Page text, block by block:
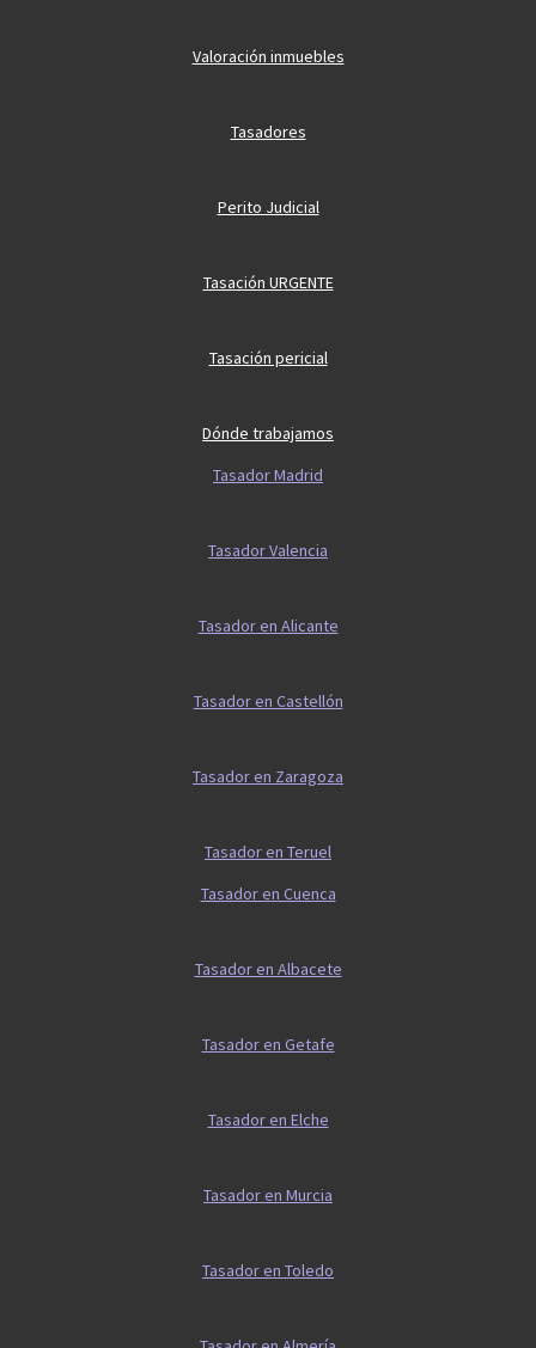
Valoración inmuebles
Tasadores
Perito Judicial
Tasación URGENTE
Tasación pericial
Dónde trabajamos
Tasador Madrid
Tasador Valencia
Tasador en Alicante
Tasador en Castellón
Tasador en Zaragoza
Tasador en Teruel
Tasador en Cuenca
Tasador en Albacete
Tasador en Getafe
Tasador en Elche
Tasador en Murcia
Tasador en Toledo